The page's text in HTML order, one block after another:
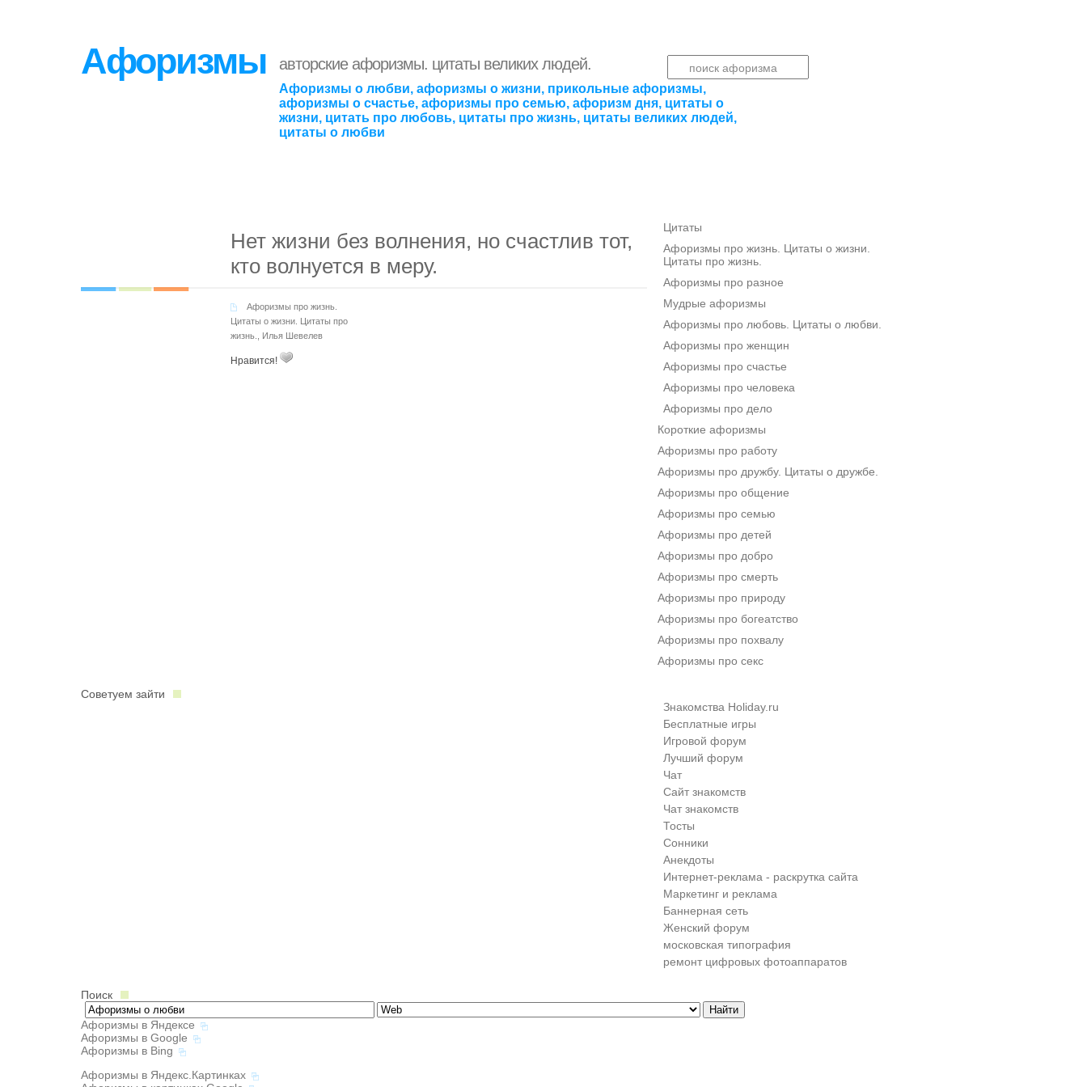
Афоризмы авторские афоризмы. цитаты великих людей.
Афоризмы о любви, афоризмы о жизни, прикольные афоризмы,
афоризмы о счастье, афоризмы про семью, афоризм дня, цитаты о
жизни, цитать про любовь, цитаты про жизнь, цитаты великих людей,
цитаты о любви
Нет жизни без волнения, но счастлив тот,
кто волнуется в меру.
Афоризмы про жизнь.
Цитаты о жизни. Цитаты про
жизнь.
Илья Шевелев
Нравится!
Цитаты
Афоризмы про жизнь. Цитаты о жизни.
Цитаты про жизнь.
Афоризмы про разное
Мудрые афоризмы
Афоризмы про любовь. Цитаты о любви.
Афоризмы про женщин
Афоризмы про счастье
Афоризмы про человека
Афоризмы про дело
Короткие афоризмы
Афоризмы про работу
Афоризмы про дружбу. Цитаты о дружбе.
Афоризмы про общение
Афоризмы про семью
Афоризмы про детей
Афоризмы про добро
Афоризмы про смерть
Афоризмы про природу
Афоризмы про богеатство
Афоризмы про похвалу
Афоризмы про секс
Советуем зайти
Знакомства Holiday.ru
Бесплатные игры
Игровой форум
Лучший форум
Чат
Сайт знакомств
Чат знакомств
Тосты
Сонники
Анекдоты
Интернет-реклама - раскрутка сайта
Маркетинг и реклама
Баннерная сеть
Женский форум
московская типография
ремонт цифровых фотоаппаратов
Поиск
Афоризмы в Яндексе
Афоризмы в Google
Афоризмы в Bing
Афоризмы в Яндекс.Картинках